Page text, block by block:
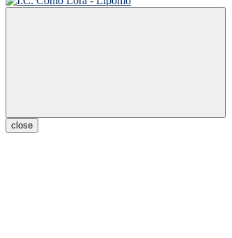
close